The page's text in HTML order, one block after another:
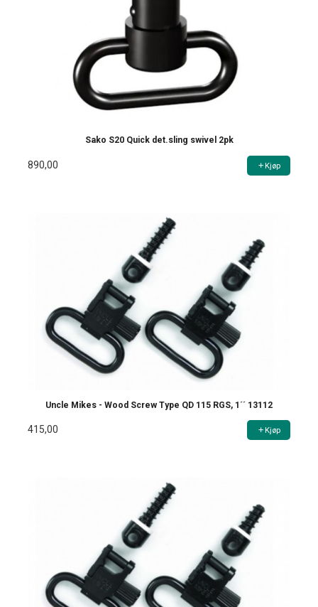
Sako S20 Quick det.sling swivel 2pk
890,00 Kjøp
Uncle Mikes - Wood Screw Type QD 115 RGS, 1´´ 13112
415,00 Kjøp